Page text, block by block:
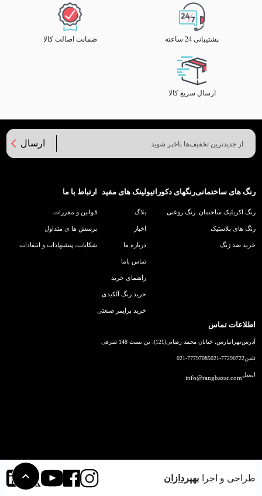
پشتیبانی 24 ساعته ضمانت اصالت کالا
ارسال سریع کالا
ارسال
رنگ های ساختمانی
رنگ اکریلیک ساختمان
رنگ های پلاستیک
خرید ضد زنگ
رنگهای دکوراتیو
رنگ روغنی
لینک های مفید
بلاگ
اخبار
درباره ما
تماس باما
راهنمای خرید
خرید رنگ آلکیدی
خرید پرایمر صنعتی
ارتباط با ما
قوانین و مقررات
پرسش ها ی متداول
شکایات، پیشنهادات و انتقادات
اطلاعات تماس
آدرستهرانپارس، خیابان محمد رضایی(121)، بن بست 148 شرقی
تلفن021-77290722
021-77797085
ایمیلinfo@rangbazar.com
طراحی و اجرا بهپردازان